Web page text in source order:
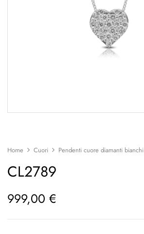
Home Cuori Pendenti cuore diamanti bianchi
CL2789
999,00 €